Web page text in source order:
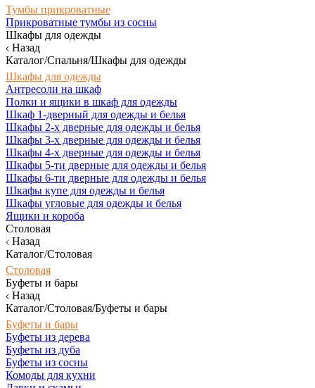
Тумбы прикроватные
Прикроватные тумбы из сосны
Шкафы для одежды
Назад
Каталог/Спальня/Шкафы для одежды
Шкафы для одежды
Антресоли на шкаф
Полки и ящики в шкаф для одежды
Шкаф 1-дверный для одежды и белья
Шкафы 2-х дверные для одежды и белья
Шкафы 3-х дверные для одежды и белья
Шкафы 4-х дверные для одежды и белья
Шкафы 5-ти дверные для одежды и белья
Шкафы 6-ти дверные для одежды и белья
Шкафы купе для одежды и белья
Шкафы угловые для одежды и белья
Ящики и короба
Столовая
Назад
Каталог/Столовая
Столовая
Буфеты и бары
Назад
Каталог/Столовая/Буфеты и бары
Буфеты и бары
Буфеты из дерева
Буфеты из дуба
Буфеты из сосны
Комоды для кухни